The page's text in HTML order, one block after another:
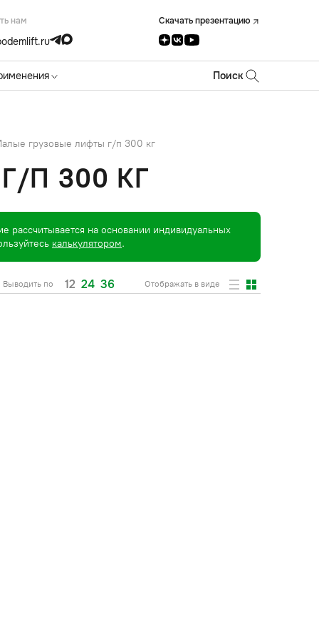
нам Скачать презентацию
Поиск
грузовые лифты г/п 300 кг
П 300 КГ
рассчитывается на основании индивидуальных
калькулятором.
Выводить по 12 24 36 Отображать в виде